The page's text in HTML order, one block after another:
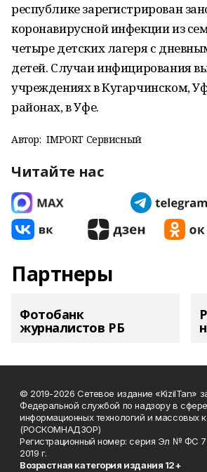
республике зарегистрирован
коронавирусной инфекции из
четыре детских лагеря с
детей. Случаи инфицирования
учреждениях в Кугарчинском,
районах, в Уфе.
Автор: IMPORT Сервисный
Читайте нас
Партнеры
Фотобанк
журналистов РБ
© 2019-2026 Сетевое издание «KizilTan»
Федеральной службой по надзору в
информационных технологий и массовых
(РОСКОМНАДЗОР)
Регистрационный номер: серия Эл № ФС
2019 г.
Возрастная категория издания 12+